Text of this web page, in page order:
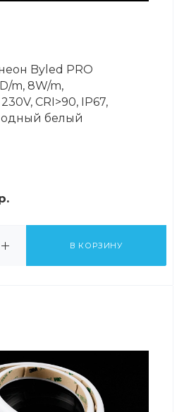
Byled PRO
m, 8W/m,
СRI>90, IP67,
белый
В КОРЗИНУ